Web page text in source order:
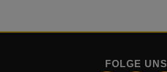
FOLGE UNS